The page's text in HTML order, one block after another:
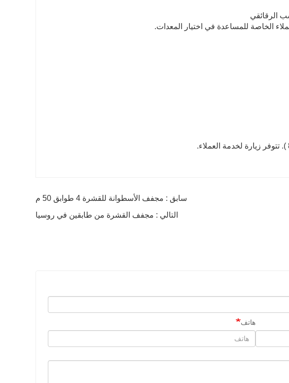
). تتوفر زيارة لخدمة العملاء.
سابق : مجفف الأسطوانة للقشرة 4 طوابق 50 م
التالي : مجفف القشرة من طابقين في روسيا
هاتف